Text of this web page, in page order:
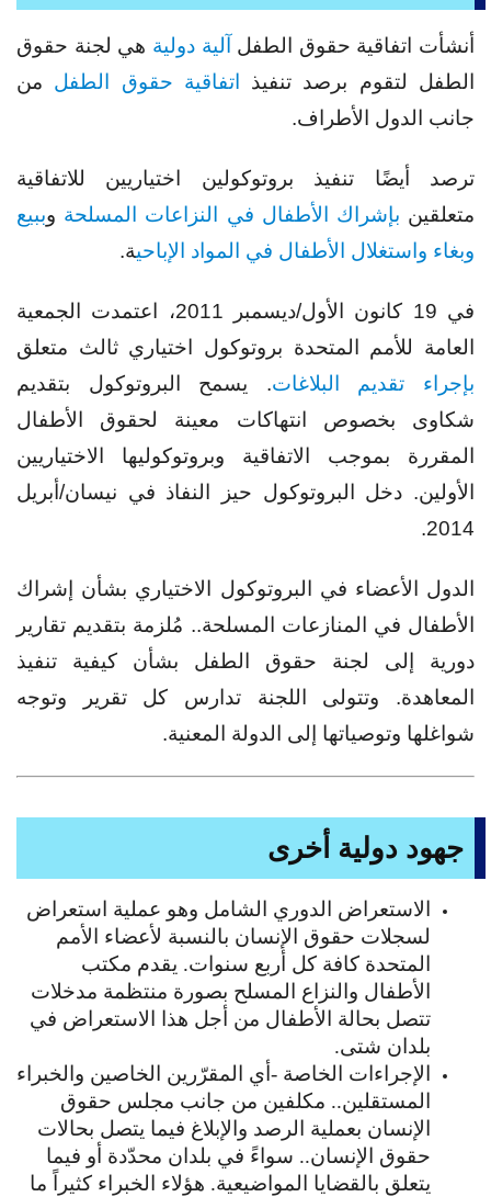
أنشأت اتفاقية حقوق الطفل آلية دولية هي لجنة حقوق
الطفل لتقوم برصد تنفيذ اتفاقية حقوق الطفل من
جانب الدول الأطراف.
ترصد أيضًا تنفيذ بروتوكولين اختياريين للاتفاقية
متعلقين بإشراك الأطفال في النزاعات المسلحة وببيع
وبغاء واستغلال الأطفال في المواد الإباحية.
في 19 كانون الأول/ديسمبر 2011، اعتمدت الجمعية
العامة للأمم المتحدة بروتوكول اختياري ثالث متعلق
بإجراء تقديم البلاغات. يسمح البروتوكول بتقديم
شكاوى بخصوص انتهاكات معينة لحقوق الأطفال
المقررة بموجب الاتفاقية وبروتوكوليها الاختياريين
الأولين. دخل البروتوكول حيز النفاذ في نيسان/أبريل
2014.
الدول الأعضاء في البروتوكول الاختياري بشأن إشراك
الأطفال في المنازعات المسلحة.. مُلزمة بتقديم تقارير
دورية إلى لجنة حقوق الطفل بشأن كيفية تنفيذ
المعاهدة. وتتولى اللجنة تدارس كل تقرير وتوجه
شواغلها وتوصياتها إلى الدولة المعنية.
جهود دولية أخرى
الاستعراض الدوري الشامل وهو عملية استعراض
لسجلات حقوق الإنسان بالنسبة لأعضاء الأمم
المتحدة كافة كل أربع سنوات. يقدم مكتب
الأطفال والنزاع المسلح بصورة منتظمة مدخلات
تتصل بحالة الأطفال من أجل هذا الاستعراض في
بلدان شتى.
الإجراءات الخاصة -أي المقرّرين الخاصين والخبراء
المستقلين.. مكلفين من جانب مجلس حقوق
الإنسان بعملية الرصد والإبلاغ فيما يتصل بحالات
حقوق الإنسان.. سواءً في بلدان محدّدة أو فيما
يتعلق بالقضايا المواضيعية. هؤلاء الخبراء كثيراً ما